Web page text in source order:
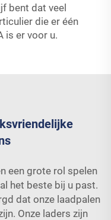
bent dat veel
die er één
is er voor u.
een grote rol spelen
het beste bij u past.
dat onze laadpalen
Onze laders zijn